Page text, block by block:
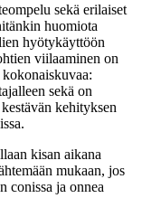
sekä erilaiset
huomiota
hyötykäyttöön
viilaaminen on
sekä on
kehityksen
kisan aikana
mukaan, jos
conissa ja onnea